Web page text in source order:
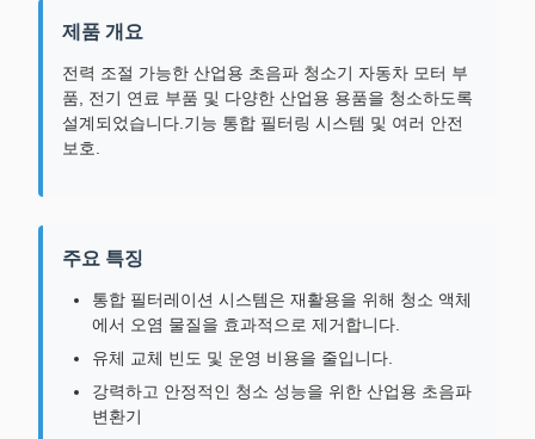
제품 개요
전력 조절 가능한 산업용 초음파 청소기 자동차 모터 부
품, 전기 연료 부품 및 다양한 산업용 용품을 청소하도록
설계되었습니다.기능 통합 필터링 시스템 및 여러 안전
보호.
주요 특징
통합 필터레이션 시스템은 재활용을 위해 청소 액체
에서 오염 물질을 효과적으로 제거합니다.
유체 교체 빈도 및 운영 비용을 줄입니다.
강력하고 안정적인 청소 성능을 위한 산업용 초음파
변환기